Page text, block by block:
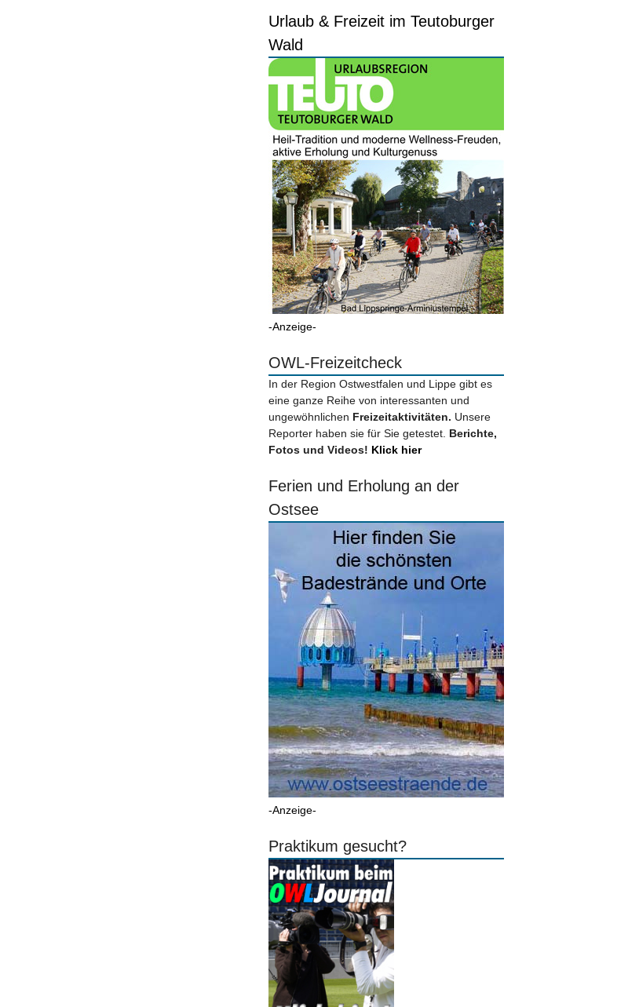
Urlaub & Freizeit im Teutoburger
Wald
-Anzeige-
OWL-Freizeitcheck
In der Region Ostwestfalen und Lippe gibt es
eine ganze Reihe von interessanten und
ungewöhnlichen Freizeitaktivitäten. Unsere
Reporter haben sie für Sie getestet. Berichte,
Fotos und Videos! Klick hier
Ferien und Erholung an der
Ostsee
-Anzeige-
Praktikum gesucht?